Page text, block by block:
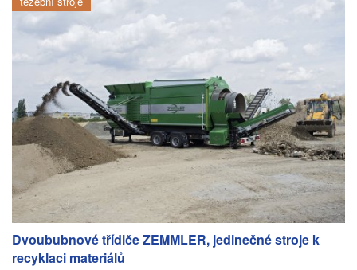
Dvoububnové třídiče ZEMMLER, jedinečné stroje k
recyklaci materiálů